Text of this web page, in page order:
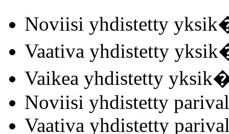
Noviisi yhdistetty
Vaativa yhdistetty
Vaikea yhdistetty
Noviisi yhdistetty
Vaativa yhdistetty